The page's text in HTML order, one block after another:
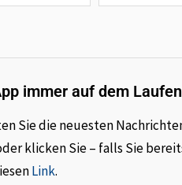
immer auf dem
Sie die neuesten
klicken Sie – falls Sie
Link.